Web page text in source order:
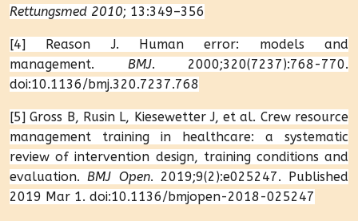
Rettungsmed 2010; 13:349–356
[4] Reason J. Human error: models and
management. BMJ. 2000;320(7237):768-770.
doi:10.1136/bmj.320.7237.768
[5] Gross B, Rusin L, Kiesewetter J, et al. Crew resource
management training in healthcare: a systematic
review of intervention design, training conditions and
evaluation.BMJ Open. 2019;9(2):e025247. Published
2019 Mar 1. doi:10.1136/bmjopen-2018-025247